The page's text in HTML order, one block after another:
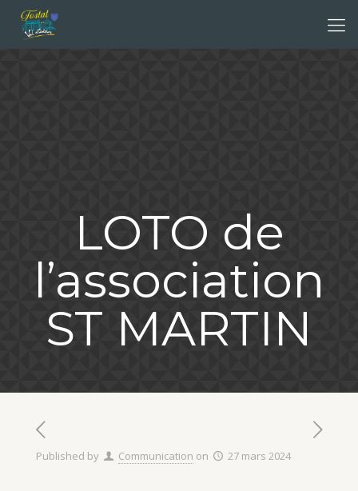
LOTO de
l’association
ST MARTIN
Published by Communication on 27 mars 2024